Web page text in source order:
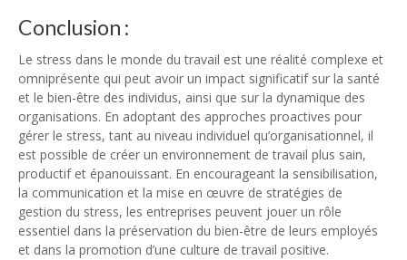
Conclusion :
Le stress dans le monde du travail est une réalité complexe et
omniprésente qui peut avoir un impact significatif sur la santé
et le bien-être des individus, ainsi que sur la dynamique des
organisations. En adoptant des approches proactives pour
gérer le stress, tant au niveau individuel qu’organisationnel, il
est possible de créer un environnement de travail plus sain,
productif et épanouissant. En encourageant la sensibilisation,
la communication et la mise en œuvre de stratégies de
gestion du stress, les entreprises peuvent jouer un rôle
essentiel dans la préservation du bien-être de leurs employés
et dans la promotion d’une culture de travail positive.